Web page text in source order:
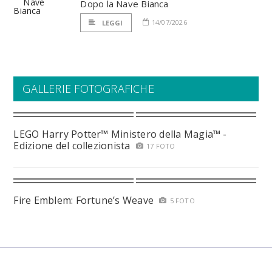
Dopo la Nave Bianca
LEGGI 14/07/2026
GALLERIE FOTOGRAFICHE
LEGO Harry Potter™ Ministero della Magia™ -
Edizione del collezionista
17 FOTO
Fire Emblem: Fortune’s Weave 5 FOTO